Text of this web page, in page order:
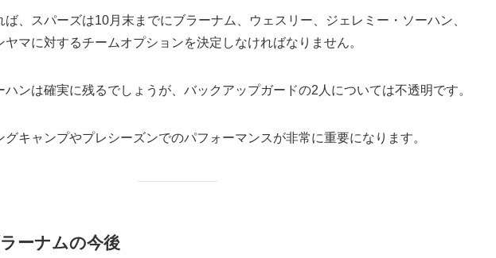
ば、スパーズは10月末までにブラーナム、ウェスリー、ジェレミー・ソーハン、
ヤマに対するチームオプションを決定しなければなりません。
ハンは確実に残るでしょうが、バックアップガードの2人については不透明です。
キャンプやプレシーズンでのパフォーマンスが非常に重要になります。
ーナムの今後